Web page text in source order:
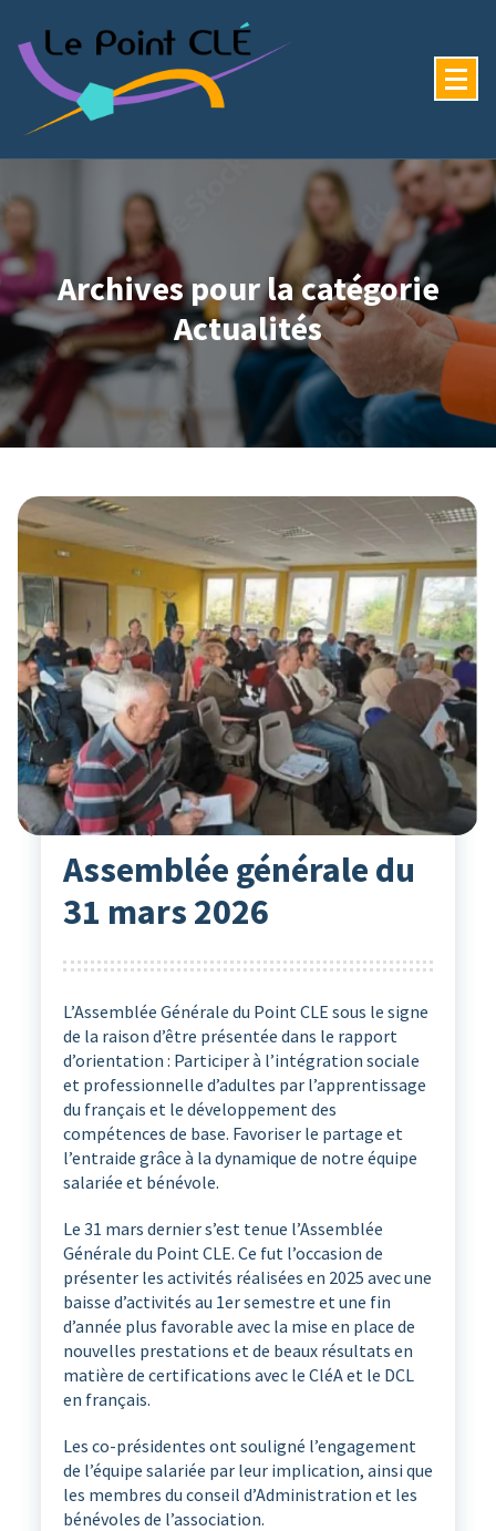
Archives pour la catégorie
Actualités
Actualités
22Avr 2026 Hélène Gio
Assemblée générale du
31 mars 2026
L’Assemblée Générale du Point CLE sous le signe
de la raison d’être présentée dans le rapport
d’orientation : Participer à l’intégration sociale
et professionnelle d’adultes par l’apprentissage
du français et le développement des
compétences de base. Favoriser le partage et
l’entraide grâce à la dynamique de notre équipe
salariée et bénévole.
Le 31 mars dernier s’est tenue l’Assemblée
Générale du Point CLE. Ce fut l’occasion de
présenter les activités réalisées en 2025 avec une
baisse d’activités au 1er semestre et une fin
d’année plus favorable avec la mise en place de
nouvelles prestations et de beaux résultats en
matière de certifications avec le CléA et le DCL
en français.
Les co-présidentes ont souligné l’engagement
de l’équipe salariée par leur implication, ainsi que
les membres du conseil d’Administration et les
bénévoles de l’association.